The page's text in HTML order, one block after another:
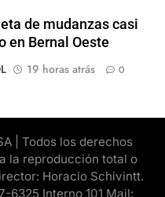
de mudanzas casi
en Bernal Oeste
19 horas atrás 0
| Todos los derechos
la reproducción total o
Horacio Schivintt.
6325 Interno 101 Mail: